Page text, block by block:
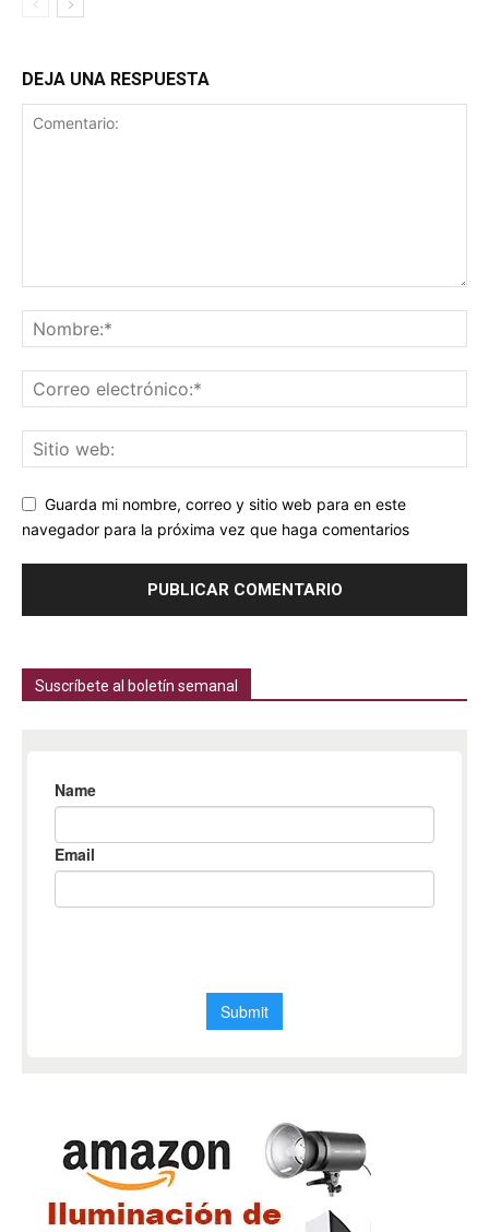
DEJA UNA RESPUESTA
Guarda mi nombre, correo y sitio web para en este
navegador para la próxima vez que haga comentarios
Suscríbete al boletín semanal